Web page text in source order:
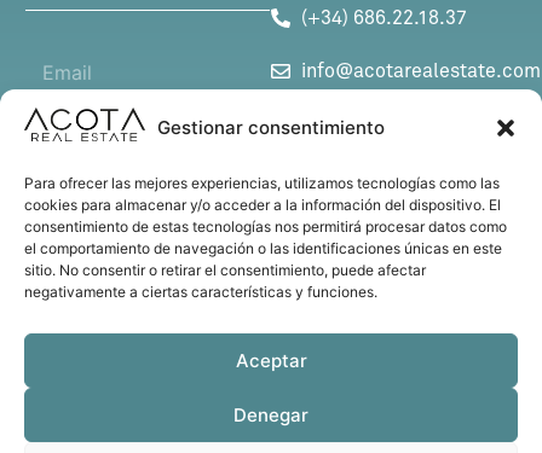
Gestionar consentimiento
Para ofrecer las mejores experiencias, utilizamos tecnologías como las
cookies para almacenar y/o acceder a la información del dispositivo. El
consentimiento de estas tecnologías nos permitirá procesar datos como
el comportamiento de navegación o las identificaciones únicas en este
sitio. No consentir o retirar el consentimiento, puede afectar
negativamente a ciertas características y funciones.
Aceptar
Denegar
r
e
m
e
*
r
e
o
e
l
e
c
t
ó
i
c
*
A
u
n
t
o
*
M
e
n
s
*
(+34) 686.22.18.37
info@acotarealestate.com
SÍGUENOS